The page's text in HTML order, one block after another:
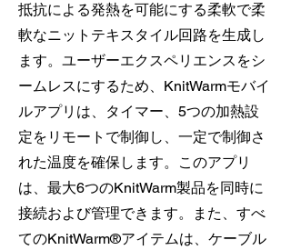
抵抗による発熱を可能にする柔軟で柔
軟なニットテキスタイル回路を生成し
ます。ユーザーエクスペリエンスをシ
ームレスにするため、KnitWarmモバイ
ルアプリは、タイマー、5つの加熱設
定をリモートで制御し、一定で制御さ
れた温度を確保します。このアプリ
は、最大6つのKnitWarm製品を同時に
接続および管理できます。また、すべ
てのKnitWarm®アイテムは、ケーブル